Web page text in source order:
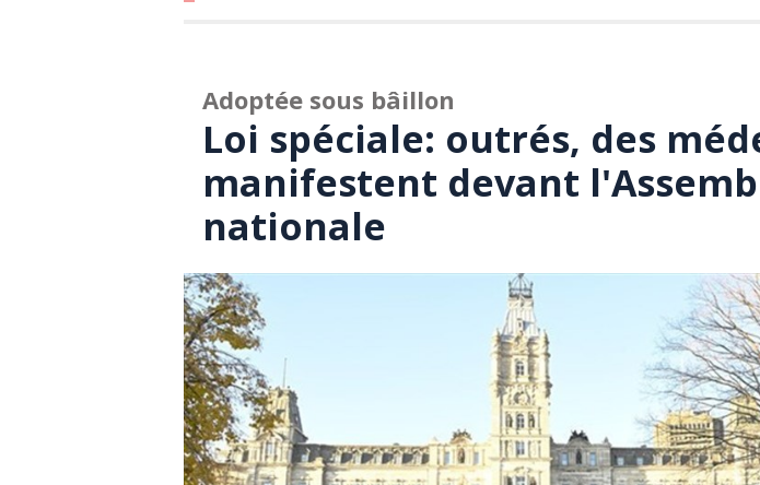
Adoptée sous bâillon
Loi spéciale: outrés, des
manifestent devant
nationale